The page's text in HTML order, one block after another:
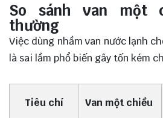
So sánh van một
thường
Việc dùng nhầm van nước lạnh
là sai lầm phổ biến gây tốn kém
Tiêu chí Van một chiều